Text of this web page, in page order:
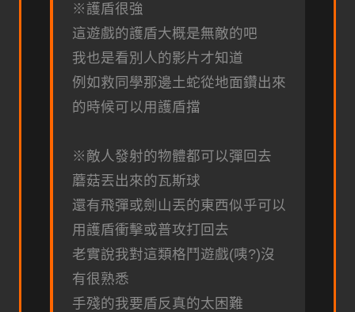
※護盾很強
這遊戲的護盾大概是無敵的吧
我也是看別人的影片才知道
例如救同學那邊土蛇從地面鑽出來
的時候可以用護盾擋
※敵人發射的物體都可以彈回去
蘑菇丟出來的瓦斯球
還有飛彈或劍山丟的東西似乎可以
用護盾衝擊或普攻打回去
老實說我對這類格鬥遊戲(咦?)沒
有很熟悉
手殘的我要盾反真的太困難